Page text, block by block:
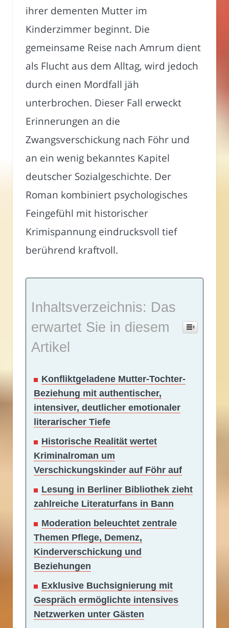
ihrer dementen Mutter im
Kinderzimmer beginnt. Die
gemeinsame Reise nach Amrum dient
als Flucht aus dem Alltag, wird jedoch
durch einen Mordfall jäh
unterbrochen. Dieser Fall erweckt
Erinnerungen an die
Zwangsverschickung nach Föhr und
an ein wenig bekanntes Kapitel
deutscher Sozialgeschichte. Der
Roman kombiniert psychologisches
Feingefühl mit historischer
Krimispannung eindrucksvoll tief
berührend kraftvoll.
Inhaltsverzeichnis: Das
erwartet Sie in diesem
Artikel
Konfliktgeladene Mutter-Tochter-
Beziehung mit authentischer,
intensiver, deutlicher emotionaler
literarischer Tiefe
Historische Realität wertet
Kriminalroman um
Verschickungskinder auf Föhr auf
Lesung in Berliner Bibliothek zieht
zahlreiche Literaturfans in Bann
Moderation beleuchtet zentrale
Themen Pflege, Demenz,
Kinderverschickung und
Beziehungen
Exklusive Buchsignierung mit
Gespräch ermöglichte intensives
Netzwerken unter Gästen